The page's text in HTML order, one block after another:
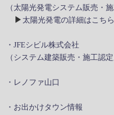
（太陽光発電システム販売・施
▶ 太陽光発電の詳細はこちら
・JFEシビル株式会社
（システム建築販売・施工認定
・レノファ山口
・お出かけタウン情報